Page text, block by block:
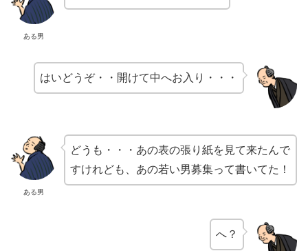
ある男
はいどうぞ・・開けて中へお入り・・・
ある男
どうも・・・あの表の張り紙を見て来たんで
すけれども、あの若い男募集って書いてた！
へ？